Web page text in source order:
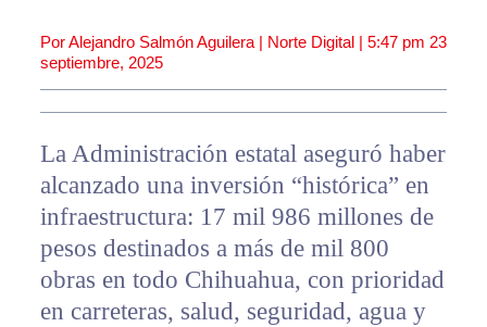
Por Alejandro Salmón Aguilera | Norte Digital | 5:47 pm 23
septiembre, 2025
La Administración estatal aseguró haber
alcanzado una inversión “histórica” en
infraestructura: 17 mil 986 millones de
pesos destinados a más de mil 800
obras en todo Chihuahua, con prioridad
en carreteras, salud, seguridad, agua y